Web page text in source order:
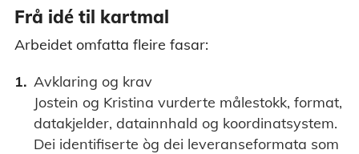
Frå idé til kartmal
Arbeidet omfatta fleire fasar:
Avklaring og krav
Jostein og Kristina vurderte målestokk, format,
datakjelder, datainnhald og koordinatsystem.
Dei identifiserte òg dei leveranseformata som